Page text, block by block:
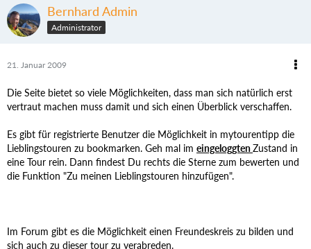
Bernhard Admin
Administrator
21. Januar 2009
Die Seite bietet so viele Möglichkeiten, dass man sich natürlich erst
vertraut machen muss damit und sich einen Überblick verschaffen.
Es gibt für registrierte Benutzer die Möglichkeit in mytourentipp die
Lieblingstouren zu bookmarken. Geh mal im eingeloggtenZustand in
eine Tour rein. Dann findest Du rechts die Sterne zum bewerten und
die Funktion "Zu meinen Lieblingstouren hinzufügen".
Im Forum gibt es die Möglichkeit einen Freundeskreis zu bilden und
sich auch zu dieser tour zu verabreden.